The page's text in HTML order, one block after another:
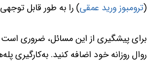
(ترومبوز ورید عمقی) را به طور قابل
برای پیشگیری از این مسائل، ضروری است
روال روزانه خود اضافه کنید. به‌کارگیری